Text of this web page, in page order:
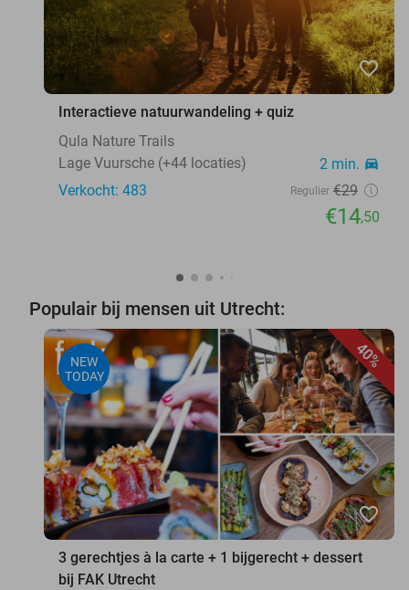
favorite_border
Interactieve natuurwandeling + quiz
Qula Nature Trails
Lage Vuursche (+44 locaties)
2 min. directions_car
Verkocht: 483 Regulier €29
€14,50
Populair bij mensen uit Utrecht:
40%
NEW
TODAY
favorite_border
3 gerechtjes à la carte + 1 bijgerecht + dessert
bij FAK Utrecht